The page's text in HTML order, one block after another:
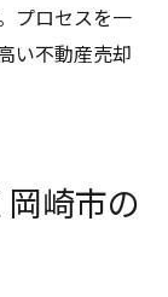
プロセスを一
い不動産売却
崎市の